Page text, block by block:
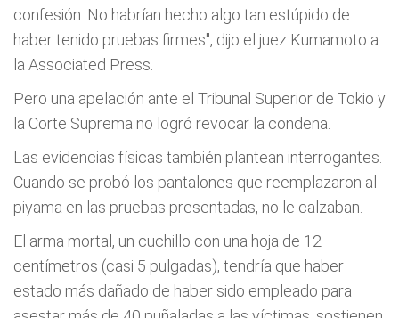
confesión. No habrían hecho algo tan estúpido de
haber tenido pruebas firmes", dijo el juez Kumamoto a
la Associated Press.
Pero una apelación ante el Tribunal Superior de Tokio y
la Corte Suprema no logró revocar la condena.
Las evidencias físicas también plantean interrogantes.
Cuando se probó los pantalones que reemplazaron al
piyama en las pruebas presentadas, no le calzaban.
El arma mortal, un cuchillo con una hoja de 12
centímetros (casi 5 pulgadas), tendría que haber
estado más dañado de haber sido empleado para